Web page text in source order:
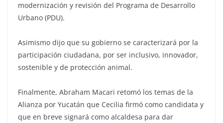
modernización y revisión del Programa de Desarrollo
Urbano (PDU).
Asimismo dijo que su gobierno se caracterizará por la
participación ciudadana, por ser inclusivo, innovador,
sostenible y de protección animal.
Finalmente, Abraham Macari retomó los temas de la
Alianza por Yucatán que Cecilia firmó como candidata y
que en breve signará como alcaldesa para dar